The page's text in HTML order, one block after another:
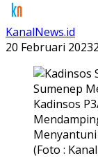
KanalNews.id
20 Februari 2023
Kadinsos
Menyantuni
(Foto :